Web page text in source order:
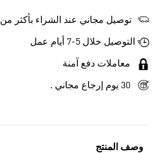
وصف المنتج
توصيل مجاني عند الشراء بأكثر من 55 .د.ب‎
التوصيل خلال 5-7 أيام عمل
معاملات دفع آمنة